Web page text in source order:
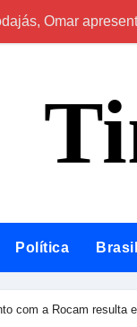
Omar
Política Brasil
com a Rocam resulta